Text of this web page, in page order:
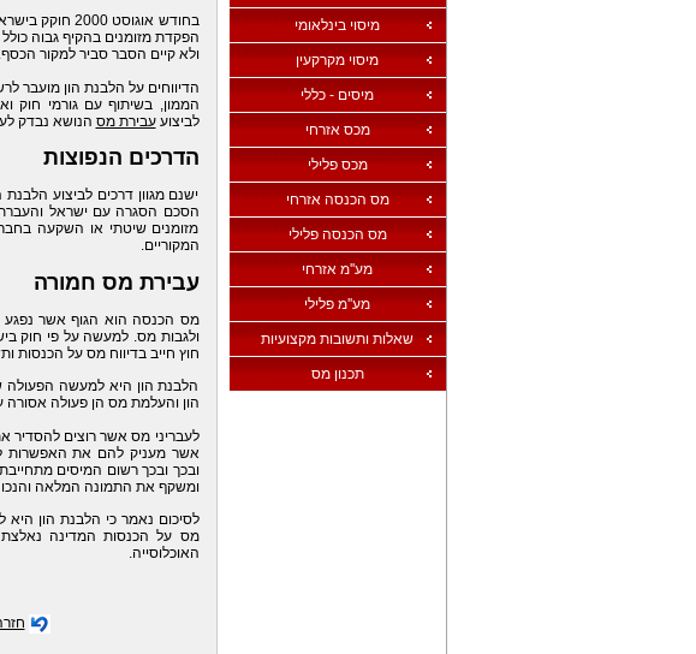
מיסוי בינלאומי
מיסוי מקרקעין
מיסים - כללי
מכס אזרחי
מכס פלילי
מס הכנסה אזרחי
מס הכנסה פלילי
מע''מ אזרחי
מע''מ פלילי
שאלות ותשובות מקצועיות
תכנון מס
בחודש
הפקדת מזומנים בהקיף גבוה
ולא קיים הסבר סביר למקור הכסף.
הדיווחים על הלבנת הון מועבר
הממון, בשיתוף עם גורמי חוק
לביצועעבירת מס הנושא נבדק
הדרכים הנפוצות
ישנם מגוון דרכים לביצוע
הסכם הסגרה עם ישראל והעברת
מזומנים שיטתי או השקעה
המקוריים.
עבירת מס חמורה
מס הכנסה הוא הגוף אשר נפגע
ולגבות מס. למעשה על פי חוק
חוץ חייב בדיווח מס על
הלבנת הון היא למעשה הפעולה
הון והעלמת מס הן פעולה אסורה
לעבריני מס אשר רוצים להסדיר
אשר מעניק להם את האפשרות
ובכך ובכך רשום המיסים
ומשקף את התמונה המלאה
לסיכום נאמר כי הלבנת הון
מס על הכנסות המדינה נאלצת
האוכלוסייה.